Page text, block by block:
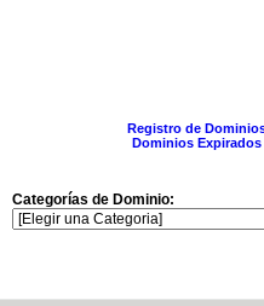
Registro de
Dominios Expirados
Categorías de Dominio: